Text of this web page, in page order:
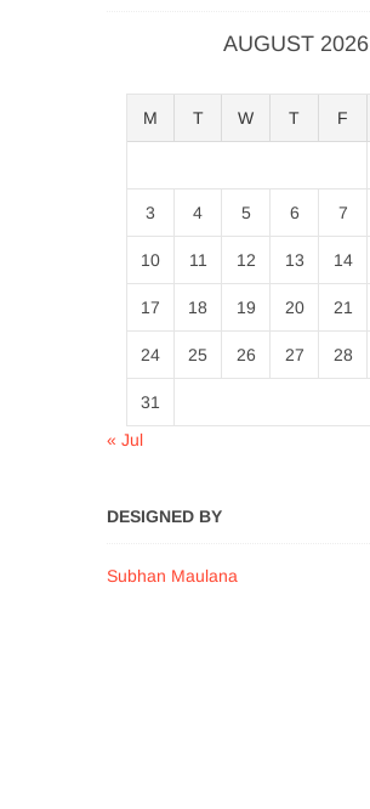
AUGUST 2026
M T W T F
3 4 5 6 7
10 11 12 13 14
17 18 19 20 21
24 25 26 27 28
31
« Jul
DESIGNED BY
Subhan Maulana